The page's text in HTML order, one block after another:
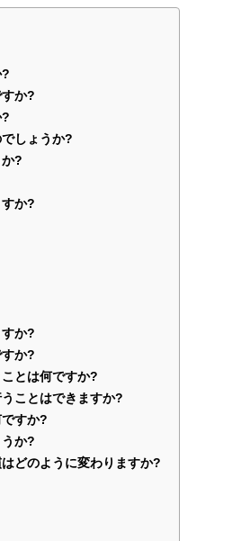
か?
しょうか?
?
か?
か?
か?
とは何ですか?
ことはできますか?
すか?
か?
どのように変わりますか?